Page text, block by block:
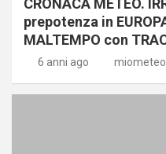
prepotenza in
MALTEMPO con
6 anni ago miometeo